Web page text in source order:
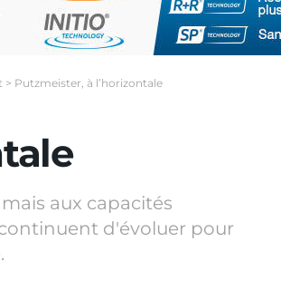
> Putzmeister, à l’horizontale
aux capacités
d'évoluer pour